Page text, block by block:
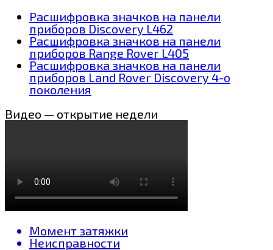
Расшифровка значков на панели
приборов Discovery L462
Расшифровка значков на панели
приборов Range Rover L405
Расшифровка значков на панели
приборов Land Rover Discovery 4-о
поколения
Видео — открытие недели
Момент затяжки
Неисправности